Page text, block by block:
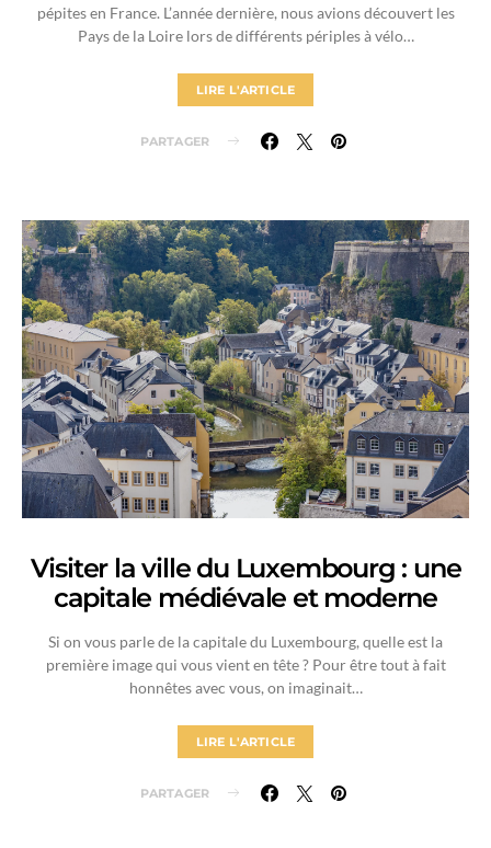
pépites en France. L’année dernière, nous avions découvert les
Pays de la Loire lors de différents périples à vélo…
LIRE L'ARTICLE
PARTAGER
Visiter la ville du Luxembourg : une
capitale médiévale et moderne
Si on vous parle de la capitale du Luxembourg, quelle est la
première image qui vous vient en tête ? Pour être tout à fait
honnêtes avec vous, on imaginait…
LIRE L'ARTICLE
PARTAGER